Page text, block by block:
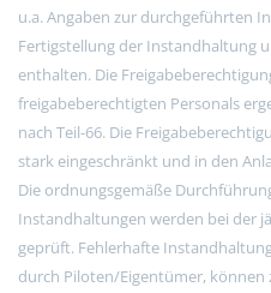
u.a. Angaben zur durchgeführten
Fertigstellung der Instandhaltung
enthalten. Die
freigabeberechtigten Personals
nach Teil-66. Die
stark eingeschränkt und in den
Die ordnungsgemäße
Instandhaltungen werden bei der
geprüft. Fehlerhafte
durch Piloten/Eigentümer, können